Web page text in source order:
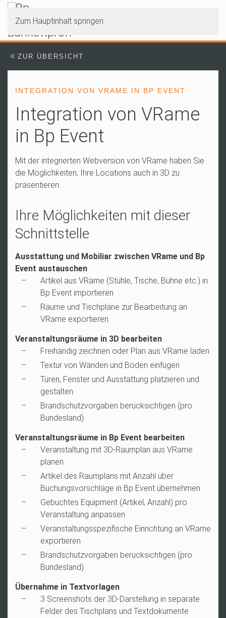
Zum Hauptinhalt springen
ZUR ÜBERSICHT
INTEGRATION VON VRAME IN BP EVENT
Integration von VRame
in Bp Event
Mit der integrierten Webversion von VRame haben Sie
die Möglichkeiten, Ihre Locations auch in 3D zu
präsentieren.
Ihre Möglichkeiten mit dieser
Schnittstelle
Ausstattung und Mobiliar zwischen VRame und Bp
Event austauschen
Artikel aus VRame (Stühle, Tische, Bühne etc.) in
Bp Event importieren
Räume und Tischpläne zur Bearbeitung an
VRame exportieren
Veranstaltungsräume in 3D bearbeiten
Freihändig zeichnen oder Plan aus VRame laden
Textur von Wänden und Böden einfügen
Türen, Fenster und Ausstattung platzieren und
gestalten
Brandschutzvorgaben berücksichtigen (pro
Bundesland)
Veranstaltungsräume in Bp Event bearbeiten
Veranstaltung mit 3D-Raumplan aus VRame
planen
Artikel des Raumplans mit Anzahl über
Buchungsvorschläge in Bp Event übernehmen
Gebuchtes Equipment (Artikel, Anzahl) pro
Veranstaltung anpassen
Veranstaltungsspezifische Einrichtung an VRame
exportieren
Brandschutzvorgaben berücksichtigen (pro
Bundesland)
Übernahme in Textvorlagen
3 Screenshots der 3D-Darstellung in separate
Felder des Tischplans und Textdokumente